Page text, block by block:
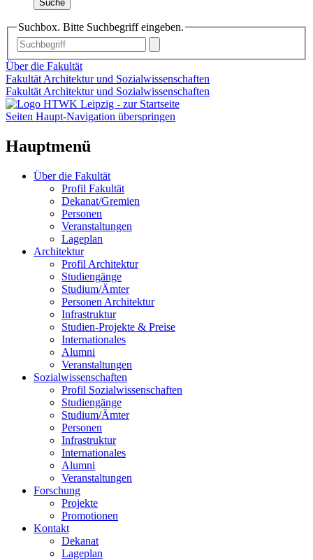
Suche
Suchbox. Bitte Suchbegriff eingeben.
Über die Fakultät
Fakultät Architektur und Sozialwissenschaften
Fakultät Architektur und Sozialwissenschaften
Seiten Haupt-Navigation überspringen
Hauptmenü
Über die Fakultät
Profil Fakultät
Dekanat/Gremien
Personen
Veranstaltungen
Lageplan
Architektur
Profil Architektur
Studiengänge
Studium/Ämter
Personen Architektur
Infrastruktur
Studien-Projekte & Preise
Internationales
Alumni
Veranstaltungen
Sozialwissenschaften
Profil Sozialwissenschaften
Studiengänge
Studium/Ämter
Personen
Infrastruktur
Internationales
Alumni
Veranstaltungen
Forschung
Projekte
Promotionen
Kontakt
Dekanat
Lageplan